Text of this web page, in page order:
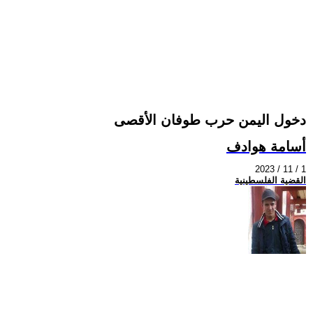
دخول اليمن حرب طوفان الأقصى
أسامة هوادف
2023 / 11 / 1
القضية الفلسطينية